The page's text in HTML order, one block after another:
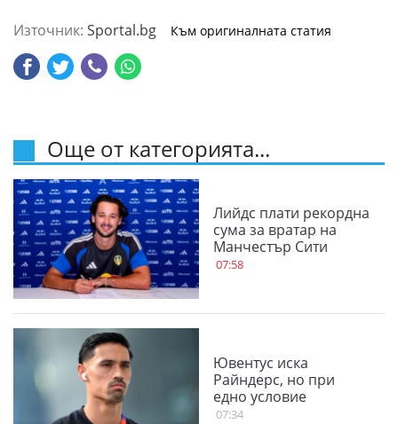
Източник: Sportal.bg Към оригиналната статия
Още от категорията...
Лийдс плати рекордна
сума за вратар на
Манчестър Сити
07:58
Ювентус иска
Райндерс, но при
едно условие
07:34